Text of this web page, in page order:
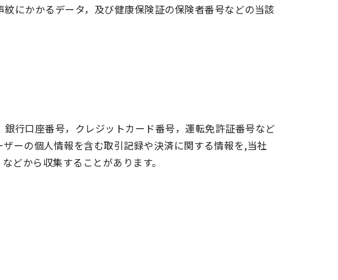
にかかるデータ，及び健康保険証の保険者番号などの当該
行口座番号，クレジットカード番号，運転免許証番号など
ーの個人情報を含む取引記録や決済に関する情報を,当社
どから収集することがあります。